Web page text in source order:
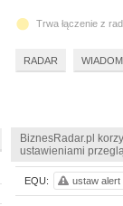
BiznesRadar.pl
ustawieniami
EQU: ustaw alert
Trwa łączenie z
RADAR